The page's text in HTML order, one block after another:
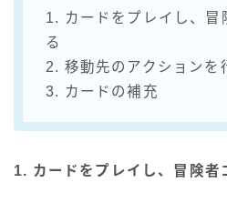
1. カードをプレイし、冒
る
2. 移動先のアクションを
3. カードの補充
1. カードをプレイし、冒険者